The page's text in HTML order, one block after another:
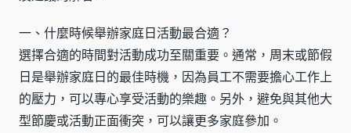
一、什麼時候舉辦家庭日活動最合適？
選擇合適的時間對活動成功至關重要。通常，周末或節假
日是舉辦家庭日的最佳時機，因為員工不需要擔心工作上
的壓力，可以專心享受活動的樂趣。另外，避免與其他大
型節慶或活動正面衝突，可以讓更多家庭參加。